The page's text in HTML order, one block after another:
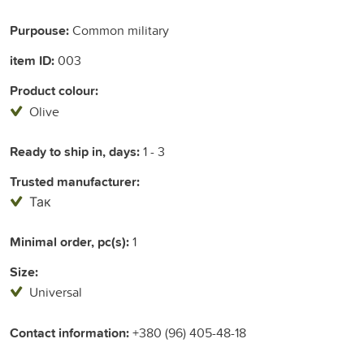
Purpouse:Common military
item ID:003
Product colour:
Olive
Ready to ship in, days:1 - 3
Trusted manufacturer:
Так
Minimal order, pc(s):1
Size:
Universal
Contact information:+380 (96) 405-48-18